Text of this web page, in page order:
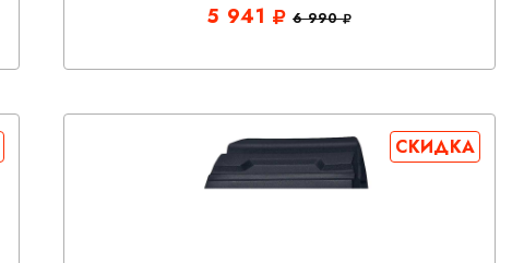
5 941 6 990
СКИДКА